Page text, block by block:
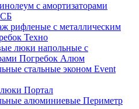
с амортизаторами
рифленые с металлическим
Техно
люки напольные с
Погребок Алюм
стальные эконом Event
Портал
алюминиевые Периметр